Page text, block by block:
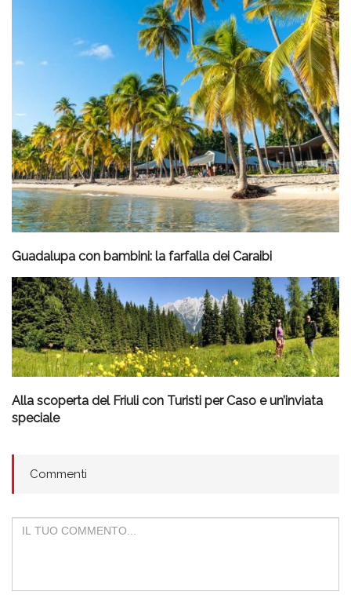
Guadalupa con bambini: la farfalla dei Caraibi
Alla scoperta del Friuli con Turisti per Caso e un’inviata
speciale
Commenti